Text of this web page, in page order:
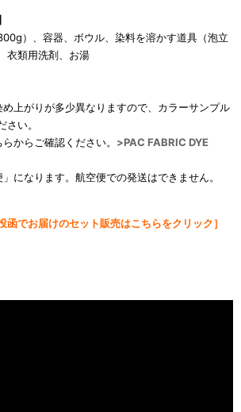
）、容器、ボウル、染料を溶かす道具（泡立
衣類用洗剤、お湯
上がりが多少異なりますので、カラーサンプル
い。
からご確認ください。 >PAC FABRIC DYE
になります。航空便での発送はできません。
でお届けのセット販売はこちらをクリック］